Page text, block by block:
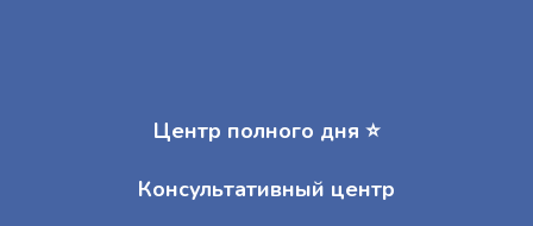
Центр полного дня ⭐️
Консультативный центр